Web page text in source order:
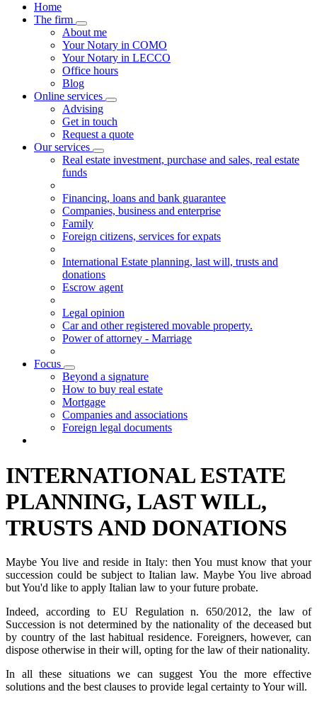
Home
The firm
Visualizza menù di secondo livello
About me
Your Notary in COMO
Your Notary in LECCO
Office hours
Blog
Online services
Visualizza menù di secondo livello
Advising
Get in touch
Request a quote
Our services
Visualizza menù di secondo livello
Real estate investment, purchase and sales, real estate
funds
Financing, loans and bank guarantee
Companies, business and enterprise
Family
Foreign citizens, services for expats
International Estate planning, last will, trusts and
donations
Escrow agent
Legal opinion
Car and other registered movable property.
Power of attorney - Marriage
Focus
Visualizza menù di secondo livello
Beyond a signature
How to buy real estate
Mortgage
Companies and associations
Foreign legal documents
INTERNATIONAL ESTATE
PLANNING, LAST WILL,
TRUSTS AND DONATIONS
Maybe You live and reside in Italy: then You must know that your
succession could be subject to Italian law. Maybe You live abroad
but You'd like to apply Italian law to your future probate.
Indeed, according to EU Regulation n. 650/2012, the law of
Succession is not determined by the nationality of the deceased but
by country of the last habitual residence. Foreigners, however, can
dispose otherwise in their will, opting for the law of their nationality.
In all these situations we can suggest You the more effective
solutions and the best clauses to provide legal certainty to Your will.